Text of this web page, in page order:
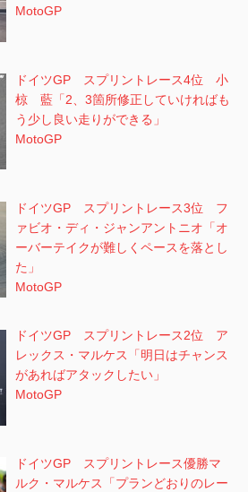
MotoGP
ドイツGP スプリントレース4位 小
椋 藍「2、3箇所修正していければも
う少し良い走りができる」
MotoGP
ドイツGP スプリントレース3位 フ
ァビオ・ディ・ジャンアントニオ「オ
ーバーテイクが難しくペースを落とし
た」
MotoGP
ドイツGP スプリントレース2位 ア
レックス・マルケス「明日はチャンス
があればアタックしたい」
MotoGP
ドイツGP スプリントレース優勝マ
ルク・マルケス「プランどおりのレー